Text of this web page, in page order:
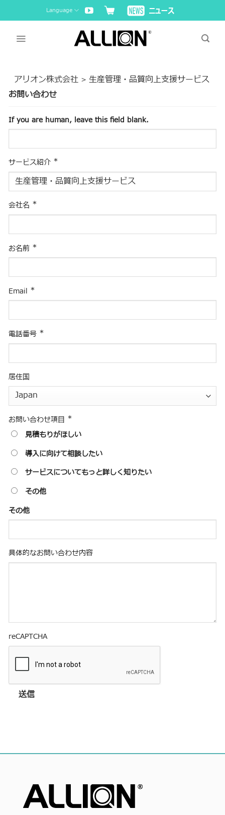
to
Language
アリオン株式会社> 生産管理・品質向上支援サービス
お問い合わせ
If you are human, leave this field blank.
サービス紹介 *
会社名 *
お名前 *
Email *
電話番号 *
居住国
お問い合わせ項目 *
見積もりがほしい
導入に向けて相談したい
サービスについてもっと詳しく知りたい
その他
その他
具体的なお問い合わせ内容
reCAPTCHA
送信